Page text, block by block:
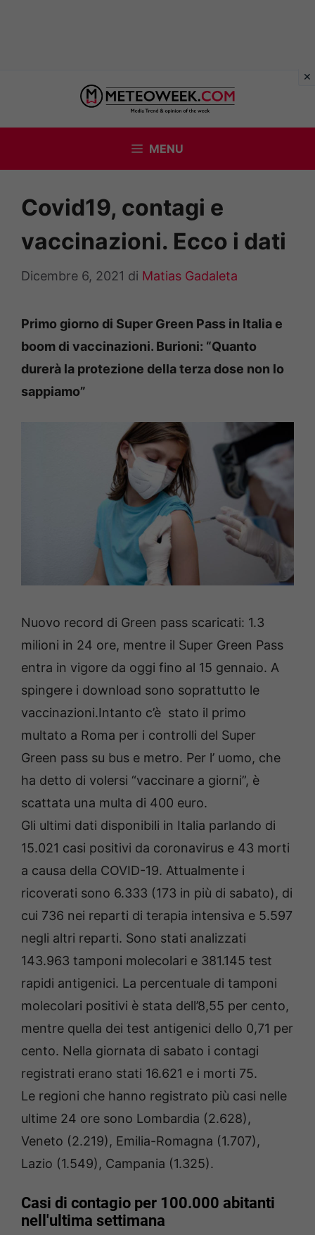
contenuto
MENU
Covid19, contagi e
vaccinazioni. Ecco i dati
Dicembre 6, 2021 di Matias Gadaleta
Primo giorno di Super Green Pass in Italia e
boom di vaccinazioni. Burioni: “Quanto
durerà la protezione della terza dose non lo
sappiamo”
Nuovo record di Green pass scaricati: 1.3
milioni in 24 ore, mentre il Super Green Pass
entra in vigore da oggi fino al 15 gennaio. A
spingere i download sono soprattutto le
vaccinazioni.Intanto c’è stato il primo
multato a Roma per i controlli del Super
Green pass su bus e metro. Per l’ uomo, che
ha detto di volersi “vaccinare a giorni”, è
scattata una multa di 400 euro.
Gli ultimi dati disponibili in Italia parlando di
15.021 casi positivi da coronavirus e 43 morti
a causa della COVID-19. Attualmente i
ricoverati sono 6.333 (173 in più di sabato), di
cui 736 nei reparti di terapia intensiva e 5.597
negli altri reparti. Sono stati analizzati
143.963 tamponi molecolari e 381.145 test
rapidi antigenici. La percentuale di tamponi
molecolari positivi è stata dell’8,55 per cento,
mentre quella dei test antigenici dello 0,71 per
cento. Nella giornata di sabato i contagi
registrati erano stati 16.621 e i morti 75.
Le regioni che hanno registrato più casi nelle
ultime 24 ore sono Lombardia (2.628),
Veneto (2.219), Emilia-Romagna (1.707),
Lazio (1.549), Campania (1.325).